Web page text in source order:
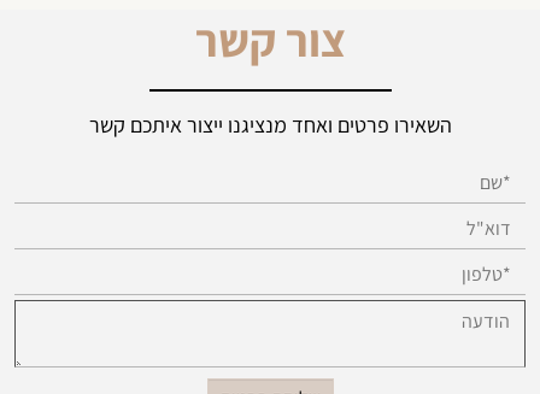
צור קשר
השאירו פרטים ואחד מנציגנו ייצור איתכם קשר